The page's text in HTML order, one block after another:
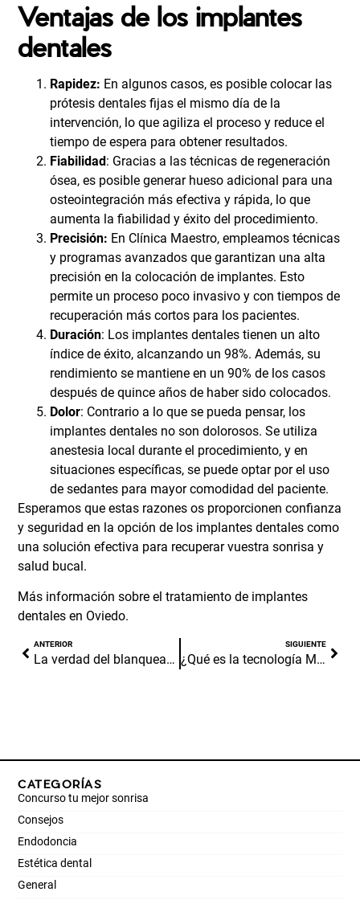
Ventajas de los implantes
dentales
Rapidez: En algunos casos, es posible colocar las
prótesis dentales fijas el mismo día de la
intervención, lo que agiliza el proceso y reduce el
tiempo de espera para obtener resultados.
Fiabilidad: Gracias a las técnicas de regeneración
ósea, es posible generar hueso adicional para una
osteointegración más efectiva y rápida, lo que
aumenta la fiabilidad y éxito del procedimiento.
Precisión: En Clínica Maestro, empleamos técnicas
y programas avanzados que garantizan una alta
precisión en la colocación de implantes. Esto
permite un proceso poco invasivo y con tiempos de
recuperación más cortos para los pacientes.
Duración: Los implantes dentales tienen un alto
índice de éxito, alcanzando un 98%. Además, su
rendimiento se mantiene en un 90% de los casos
después de quince años de haber sido colocados.
Dolor: Contrario a lo que se pueda pensar, los
implantes dentales no son dolorosos. Se utiliza
anestesia local durante el procedimiento, y en
situaciones específicas, se puede optar por el uso
de sedantes para mayor comodidad del paciente.
Esperamos que estas razones os proporcionen confianza
y seguridad en la opción de los implantes dentales como
una solución efectiva para recuperar vuestra sonrisa y
salud bucal.
Más información sobre el tratamiento de implantes
dentales en Oviedo.
ANTERIOR
La verdad del blanqueamiento dental ilegal
SIGUIENTE
¿Qué es la tecnología ModJaw y para qué sirve?
CATEGORÍAS
Concurso tu mejor sonrisa
Consejos
Endodoncia
Estética dental
General